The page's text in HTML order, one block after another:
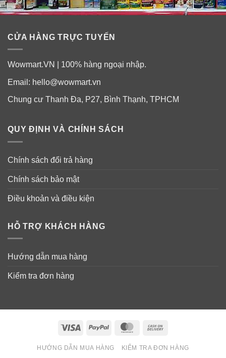
CỬA HÀNG TRỰC TUYẾN
Wowmart.VN | 100% hàng ngoại nhập.
Email: hello@wowmart.vn
Chung cư Thanh Đa, P27, Bình Thạnh, TPHCM
QUY ĐỊNH VÀ CHÍNH SÁCH
Chính sách đổi trả hàng
Chính sách bảo mật
Điều khoản và điều kiện
HỖ TRỢ KHÁCH HÀNG
Hướng dẫn mua hàng
Kiểm tra đơn hàng
Visa PayPal MasterCard
Delivery
HƯỚNG DẪN MUA HÀNG KIỂM TRA ĐƠN HÀNG